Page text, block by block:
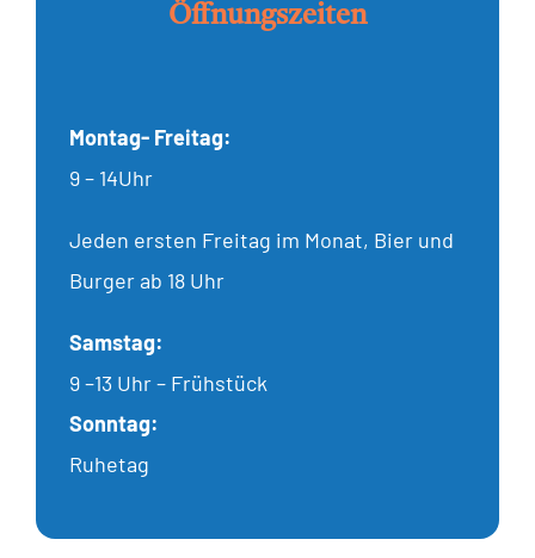
Öffnungszeiten
Montag- Freitag:
9 – 14Uhr
Jeden ersten Freitag im Monat, Bier und
Burger ab 18 Uhr
Samstag:
9 –13 Uhr – Frühstück
Sonntag:
Ruhetag